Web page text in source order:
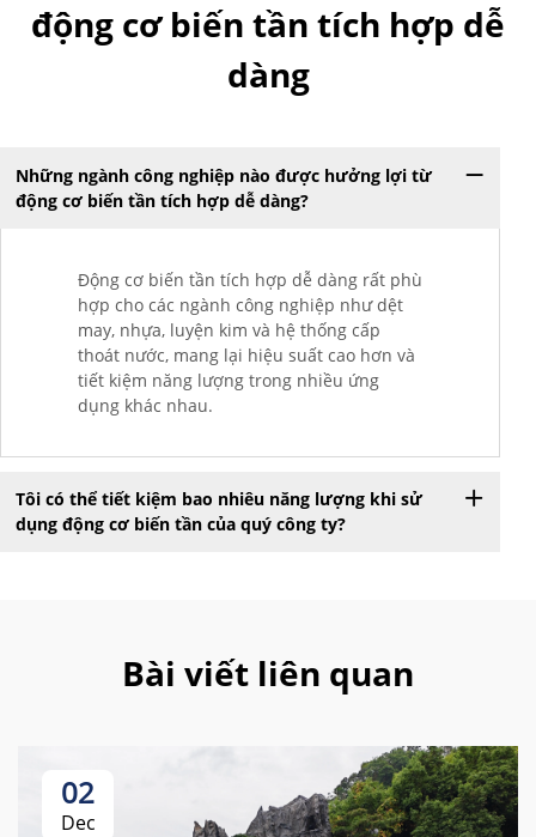
động cơ biến tần tích hợp dễ
dàng
Những ngành công nghiệp nào được hưởng lợi từ
động cơ biến tần tích hợp dễ dàng?
Động cơ biến tần tích hợp dễ dàng rất phù
hợp cho các ngành công nghiệp như dệt
may, nhựa, luyện kim và hệ thống cấp
thoát nước, mang lại hiệu suất cao hơn và
tiết kiệm năng lượng trong nhiều ứng
dụng khác nhau.
Tôi có thể tiết kiệm bao nhiêu năng lượng khi sử
dụng động cơ biến tần của quý công ty?
Bài viết liên quan
02
Dec